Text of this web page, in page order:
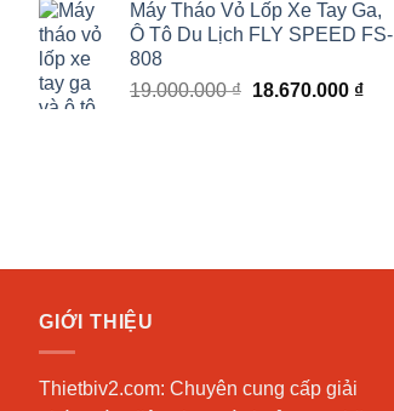
Máy Tháo Vỏ Lốp Xe Tay Ga,
Ô Tô Du Lịch FLY SPEED FS-
808
19.000.000₫ Giá
18.670.000 ₫Giá
GIỚI THIỆU
Thietbiv2.com: Chuyên cung cấp giải